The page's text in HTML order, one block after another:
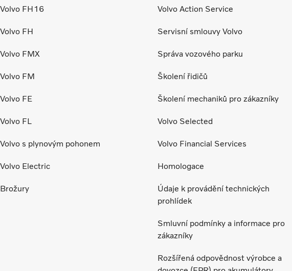
Volvo FH16
Volvo FH
Volvo FMX
Volvo FM
Volvo FE
Volvo FL
Volvo s plynovým pohonem
Volvo Electric
Brožury
Volvo Action Service
Servisní smlouvy Volvo
Správa vozového parku
Školení řidičů
Školení mechaniků pro zákazníky
Volvo Selected
Volvo Financial Services
Homologace
Údaje k provádění technických
prohlídek
Smluvní podmínky a informace pro
zákazníky
Rozšířená odpovědnost výrobce a